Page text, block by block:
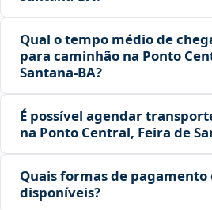
Qual o tempo médio de
para caminhão na Ponto
Santana‑BA?
É possível agendar
na Ponto Central, Feira de
Quais formas de pagamento
disponíveis?